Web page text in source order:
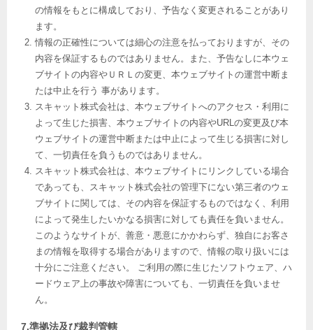
の情報をもとに構成しており、予告なく変更されることがあり
ます。
情報の正確性については細心の注意を払っておりますが、その
内容を保証するものではありません。また、予告なしに本ウェ
ブサイトの内容やＵＲＬの変更、本ウェブサイトの運営中断ま
たは中止を行う 事があります。
スキャット株式会社は、本ウェブサイトへのアクセス・利用に
よって生じた損害、本ウェブサイトの内容やURLの変更及び本
ウェブサイトの運営中断または中止によって生じる損害に対し
て、一切責任を負うものではありません。
スキャット株式会社は、本ウェブサイトにリンクしている場合
であっても、スキャット株式会社の管理下にない第三者のウェ
ブサイトに関しては、その内容を保証するものではなく、利用
によって発生したいかなる損害に対しても責任を負いません。
このようなサイトが、善意・悪意にかかわらず、独自にお客さ
まの情報を取得する場合がありますので、情報の取り扱いには
十分にご注意ください。 ご利用の際に生じたソフトウェア、ハ
ードウェア上の事故や障害についても、一切責任を負いませ
ん。
7.準拠法及び裁判管轄